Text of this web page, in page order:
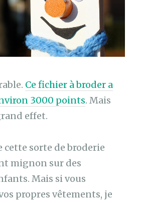
Ce fichier à broder a
3000 points. Mais
effet.
cette sorte de broderie
mignon sur des
Mais si vous
propres vêtements, je